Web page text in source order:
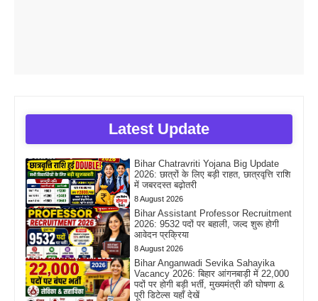
Latest Update
Bihar Chatravriti Yojana Big Update
2026: छात्रों के लिए बड़ी राहत, छात्रवृत्ति राशि
में जबरदस्त बढ़ोतरी
8 August 2026
Bihar Assistant Professor Recruitment
2026: 9532 पदों पर बहाली, जल्द शुरू होगी
आवेदन प्रक्रिया
8 August 2026
Bihar Anganwadi Sevika Sahayika
Vacancy 2026: बिहार आंगनबाड़ी में 22,000
पदों पर होगी बड़ी भर्ती, मुख्यमंत्री की घोषणा &
पूरी डिटेल्स यहाँ देखें